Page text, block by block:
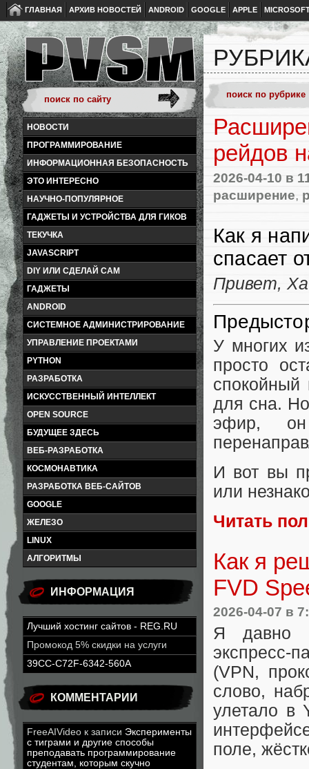
ГЛАВНАЯ АРХИВ НОВОСТЕЙ ANDROID GOOGLE APPLE
НОВОСТИ
ПРОГРАММИРОВАНИЕ
ИНФОРМАЦИОННАЯ БЕЗОПАСНОСТЬ
ЭТО ИНТЕРЕСНО
НАУЧНО-ПОПУЛЯРНОЕ
ГАДЖЕТЫ И УСТРОЙСТВА ДЛЯ ГИКОВ
ТЕКУЧКА
JAVASCRIPT
DIY ИЛИ СДЕЛАЙ САМ
ГАДЖЕТЫ
ANDROID
СИСТЕМНОЕ АДМИНИСТРИРОВАНИЕ
УПРАВЛЕНИЕ ПРОЕКТАМИ
PYTHON
РАЗРАБОТКА
ИСКУССТВЕННЫЙ ИНТЕЛЛЕКТ
OPEN SOURCE
БУДУЩЕЕ ЗДЕСЬ
ВЕБ-РАЗРАБОТКА
КОСМОНАВТИКА
РАЗРАБОТКА ВЕБ-САЙТОВ
GOOGLE
ЖЕЛЕЗО
LINUX
АЛГОРИТМЫ
ИНФОРМАЦИЯ
Лучший хостинг сайтов - REG.RU
Промокод 5% скидки на услуги
39CC-C72F-6342-560A
КОММЕНТАРИИ
FreeAIVideo к записи Эксперименты
с тиграми и другие способы
преподавать программирование
студентам, которым скучно
рейдов
2026-04-10 в
расширение,
Как я
спасает
Привет,
У многих
просто
для сна.
эфир,
И вот вы
или
Читать
Как я
FVD
2026-04-07 в
Я давно
(VPN,
слово,
улетало в
поле,